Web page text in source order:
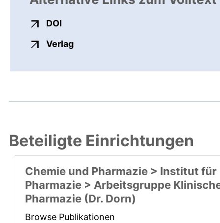
DOI
Verlagexterner Link, öffnet neues
Beteiligte Einrichtungen
Chemie und Pharmazie > Institut für
Pharmazie > Arbeitsgruppe
Pharmazie (Dr. Dorn)
Browse Publikationen